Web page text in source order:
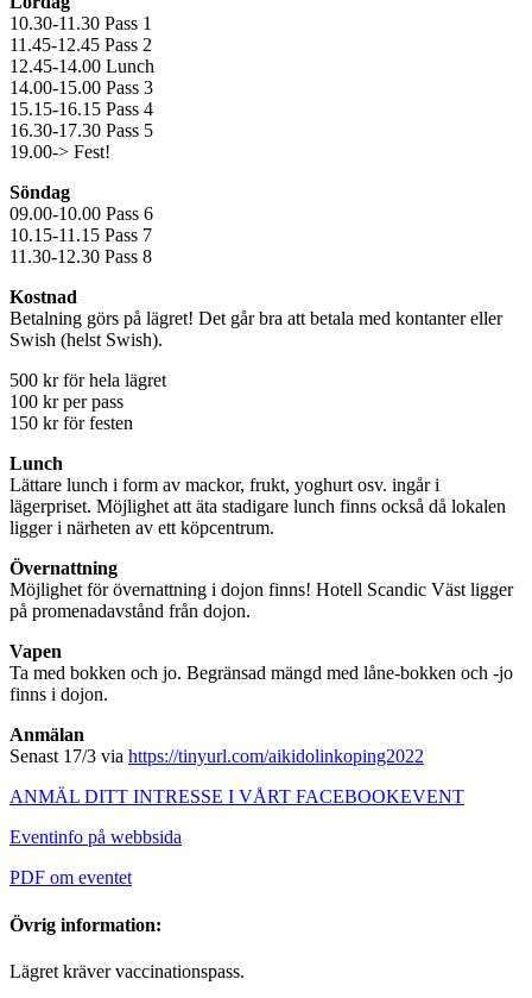
10.30-11.30 Pass 1
11.45-12.45 Pass 2
12.45-14.00 Lunch
14.00-15.00 Pass 3
15.15-16.15 Pass 4
16.30-17.30 Pass 5
19.00-> Fest!
Söndag
09.00-10.00 Pass 6
10.15-11.15 Pass 7
11.30-12.30 Pass 8
Kostnad
Betalning görs på lägret! Det går bra att betala med kontanter eller
Swish (helst Swish).
500 kr för hela lägret
100 kr per pass
150 kr för festen
Lunch
Lättare lunch i form av mackor, frukt, yoghurt osv. ingår i
lägerpriset. Möjlighet att äta stadigare lunch finns också då lokalen
ligger i närheten av ett köpcentrum.
Övernattning
Möjlighet för övernattning i dojon finns! Hotell Scandic Väst ligger
på promenadavstånd från dojon.
Vapen
Ta med bokken och jo. Begränsad mängd med låne-bokken och -jo
finns i dojon.
Anmälan
Senast 17/3 via https://tinyurl.com/aikidolinkoping2022
ANMÄL DITT INTRESSE I VÅRT FACEBOOKEVENT
Eventinfo på webbsida
PDF om eventet
Övrig information:
Lägret kräver vaccinationspass.